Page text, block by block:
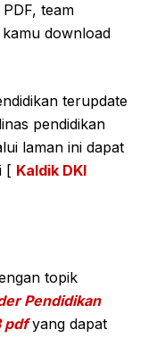
team
download
terupdate
pendidikan
laman ini dapat
[ Kaldik DKI
topik
Pendidikan
pdfyang dapat